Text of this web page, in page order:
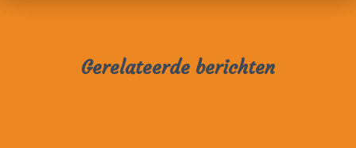
Gerelateerde berichten